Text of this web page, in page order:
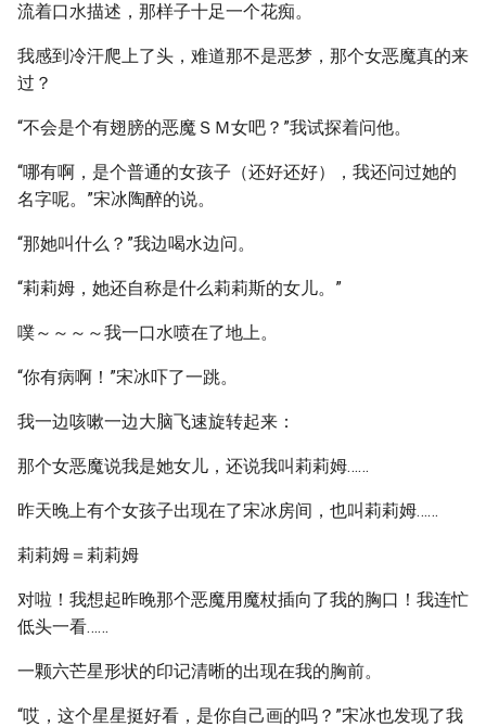
流着口水描述，那样子十足一个花痴。
我感到冷汗爬上了头，难道那不是恶梦，那个女恶魔真的来
过？
“不会是个有翅膀的恶魔ＳＭ女吧？”我试探着问他。
“哪有啊，是个普通的女孩子（还好还好），我还问过她的
名字呢。”宋冰陶醉的说。
“那她叫什么？”我边喝水边问。
“莉莉姆，她还自称是什么莉莉斯的女儿。”
噗～～～～我一口水喷在了地上。
“你有病啊！”宋冰吓了一跳。
我一边咳嗽一边大脑飞速旋转起来：
那个女恶魔说我是她女儿，还说我叫莉莉姆……
昨天晚上有个女孩子出现在了宋冰房间，也叫莉莉姆……
莉莉姆＝莉莉姆
对啦！我想起昨晚那个恶魔用魔杖插向了我的胸口！我连忙
低头一看……
一颗六芒星形状的印记清晰的出现在我的胸前。
“哎，这个星星挺好看，是你自己画的吗？”宋冰也发现了我